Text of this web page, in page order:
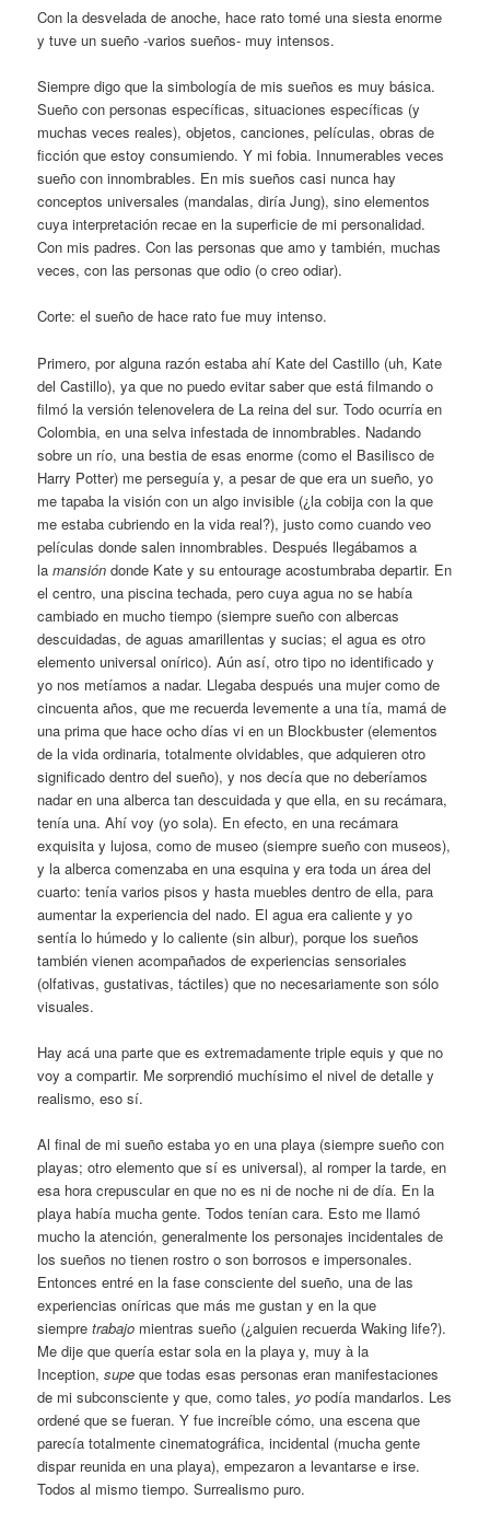
Con la desvelada de anoche, hace rato tomé una siesta enorme
y tuve un sueño -varios sueños- muy intensos.
Siempre digo que la simbología de mis sueños es muy básica.
Sueño con personas específicas, situaciones específicas (y
muchas veces reales), objetos, canciones, películas, obras de
ficción que estoy consumiendo. Y mi fobia. Innumerables veces
sueño con innombrables. En mis sueños casi nunca hay
conceptos universales (mandalas, diría Jung), sino elementos
cuya interpretación recae en la superficie de mi personalidad.
Con mis padres. Con las personas que amo y también, muchas
veces, con las personas que odio (o creo odiar).
Corte: el sueño de hace rato fue muy intenso.
Primero, por alguna razón estaba ahí Kate del Castillo (uh, Kate
del Castillo), ya que no puedo evitar saber que está filmando o
filmó la versión telenovelera de La reina del sur. Todo ocurría en
Colombia, en una selva infestada de innombrables. Nadando
sobre un río, una bestia de esas enorme (como el Basilisco de
Harry Potter) me perseguía y, a pesar de que era un sueño, yo
me tapaba la visión con un algo invisible (¿la cobija con la que
me estaba cubriendo en la vida real?), justo como cuando veo
películas donde salen innombrables. Después llegábamos a
lamansión donde Kate y su entourage acostumbraba departir. En
el centro, una piscina techada, pero cuya agua no se había
cambiado en mucho tiempo (siempre sueño con albercas
descuidadas, de aguas amarillentas y sucias; el agua es otro
elemento universal onírico). Aún así, otro tipo no identificado y
yo nos metíamos a nadar. Llegaba después una mujer como de
cincuenta años, que me recuerda levemente a una tía, mamá de
una prima que hace ocho días vi en un Blockbuster (elementos
de la vida ordinaria, totalmente olvidables, que adquieren otro
significado dentro del sueño), y nos decía que no deberíamos
nadar en una alberca tan descuidada y que ella, en su recámara,
tenía una. Ahí voy (yo sola). En efecto, en una recámara
exquisita y lujosa, como de museo (siempre sueño con museos),
y la alberca comenzaba en una esquina y era toda un área del
cuarto: tenía varios pisos y hasta muebles dentro de ella, para
aumentar la experiencia del nado. El agua era caliente y yo
sentía lo húmedo y lo caliente (sin albur), porque los sueños
también vienen acompañados de experiencias sensoriales
(olfativas, gustativas, táctiles) que no necesariamente son sólo
visuales.
Hay acá una parte que es extremadamente triple equis y que no
voy a compartir. Me sorprendió muchísimo el nivel de detalle y
realismo, eso sí.
Al final de mi sueño estaba yo en una playa (siempre sueño con
playas; otro elemento que sí es universal), al romper la tarde, en
esa hora crepuscular en que no es ni de noche ni de día. En la
playa había mucha gente. Todos tenían cara. Esto me llamó
mucho la atención, generalmente los personajes incidentales de
los sueños no tienen rostro o son borrosos e impersonales.
Entonces entré en la fase consciente del sueño, una de las
experiencias oníricas que más me gustan y en la que
siempretrabajo mientras sueño (¿alguien recuerda Waking life?).
Me dije que quería estar sola en la playa y, muy à la
Inception,supe que todas esas personas eran manifestaciones
de mi subconsciente y que, como tales, yo podía mandarlos. Les
ordené que se fueran. Y fue increíble cómo, una escena que
parecía totalmente cinematográfica, incidental (mucha gente
dispar reunida en una playa), empezaron a levantarse e irse.
Todos al mismo tiempo. Surrealismo puro.